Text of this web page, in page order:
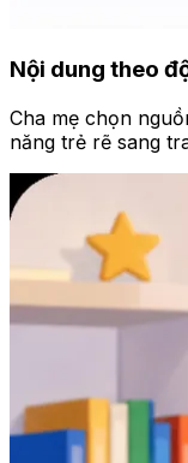
Nội dung theo
Cha mẹ chọn
năng trẻ rẽ sang